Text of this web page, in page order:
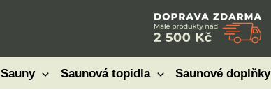
Sauny Saunová topidla Saunové doplňky